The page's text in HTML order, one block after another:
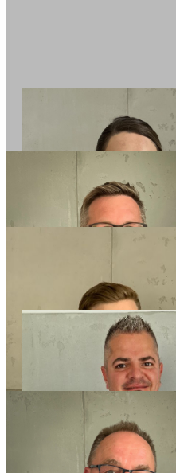
Nicki
Facharbeiterin
Jan